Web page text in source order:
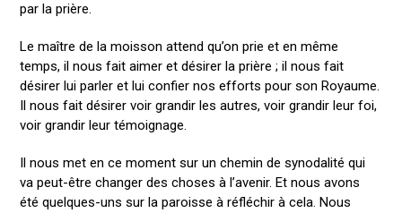
par la prière.
Le maître de la moisson attend qu’on prie et en même
temps, il nous fait aimer et désirer la prière ; il nous fait
désirer lui parler et lui confier nos efforts pour son Royaume.
Il nous fait désirer voir grandir les autres, voir grandir leur foi,
voir grandir leur témoignage.
Il nous met en ce moment sur un chemin de synodalité qui
va peut-être changer des choses à l’avenir. Et nous avons
été quelques-uns sur la paroisse à réfléchir à cela. Nous